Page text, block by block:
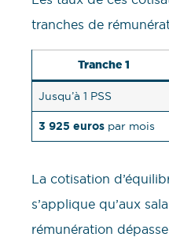
tranches de
Tranche 1
Jusqu’à 1 PSS
3 925 euros par mois
La cotisation
s’applique qu’aux
rémunération